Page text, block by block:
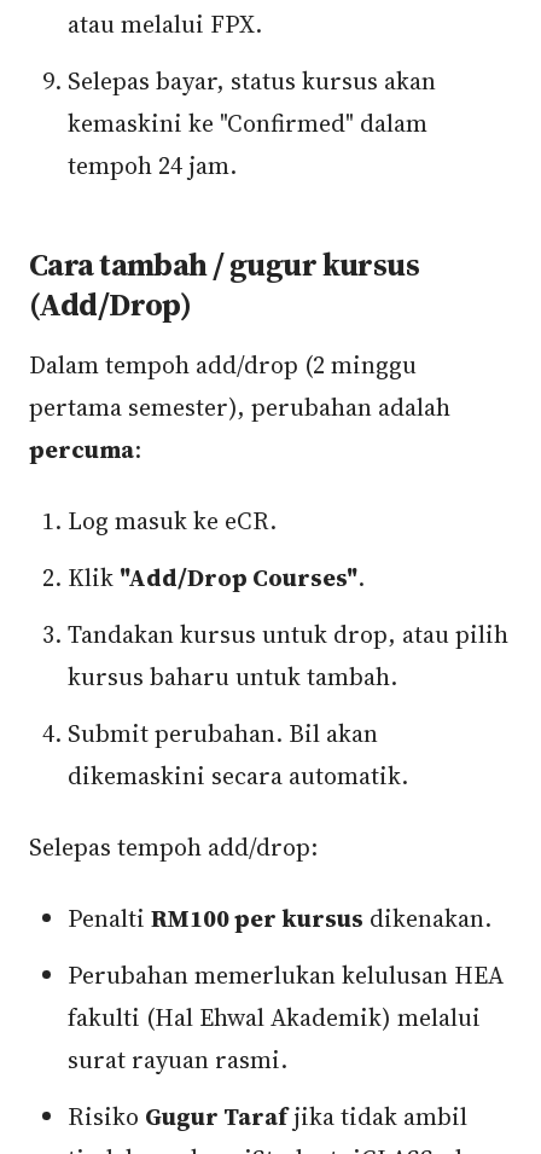
atau melalui FPX.
Selepas bayar, status kursus akan
kemaskini ke "Confirmed" dalam
tempoh 24 jam.
Cara tambah / gugur kursus
(Add/Drop)
Dalam tempoh add/drop (2 minggu
pertama semester), perubahan adalah
percuma:
Log masuk ke eCR.
Klik "Add/Drop Courses".
Tandakan kursus untuk drop, atau pilih
kursus baharu untuk tambah.
Submit perubahan. Bil akan
dikemaskini secara automatik.
Selepas tempoh add/drop:
Penalti RM100 per kursus dikenakan.
Perubahan memerlukan kelulusan HEA
fakulti (Hal Ehwal Akademik) melalui
surat rayuan rasmi.
Risiko Gugur Tarafjika tidak ambil